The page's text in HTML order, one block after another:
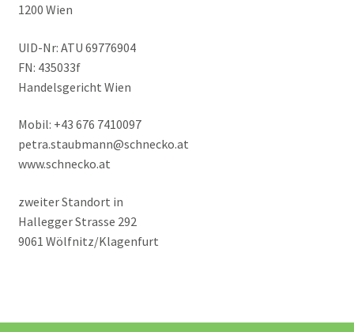
1200 Wien
UID-Nr: ATU 69776904
FN: 435033f
Handelsgericht Wien
Mobil: +43 676 7410097
petra.staubmann@schnecko.at
www.schnecko.at
zweiter Standort in
Hallegger Strasse 292
9061 Wölfnitz/Klagenfurt